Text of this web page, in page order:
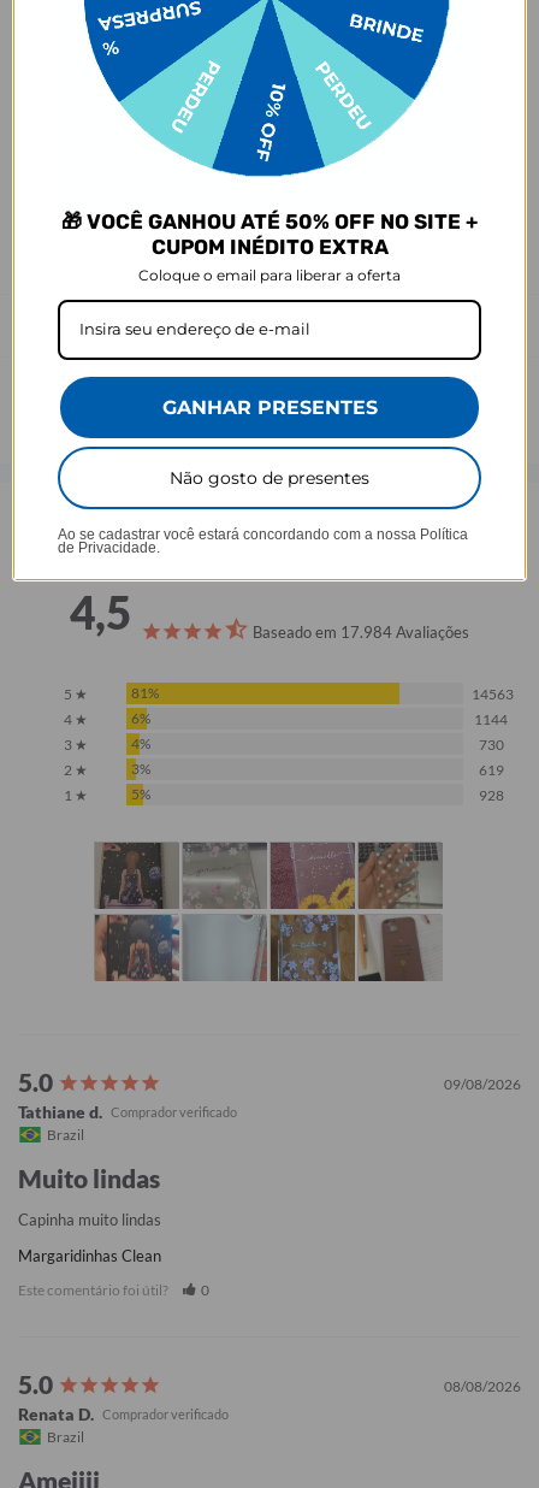
- Demais defeitos de fábrica: 3 meses.
Ei, atenção aí!
Antes de garantir seu acessório, dá uma conferida no modelo do
seu celular! Os modelos 5G geralmente têm telas maiores que as
outras versões, então certifique-se de que o seu escolhido vai
encaixar direitinho. Fique de olho e escolha certinho para tudo
*Imagens meramente ilustrativas, o produto final pode sofrer uma
leve variação de cor/tonalidade.
Prazo de Postagem
Opinião dos consumidores
4,5 Baseado em 17.984 Avaliações
5 ★ 81%
14563
4 ★
6%
1144
3 ★
4%
730
2 ★
3%
619
1 ★
5% 928
09/08/2026
Tathiane d.
Brazil
Muito lindas
Capinha muito lindas
Margaridinhas Clean
Este comentário foi útil? 0
08/08/2026
Renata D.
Brazil
Ameiiii
🎁 VOCÊ GANHOU ATÉ 50% OFF NO SITE +
CUPOM INÉDITO EXTRA
Coloque o email para liberar a oferta
GANHAR PRESENTES
Não gosto de presentes
Ao se cadastrar você estará concordando com a nossa Política
de Privacidade.